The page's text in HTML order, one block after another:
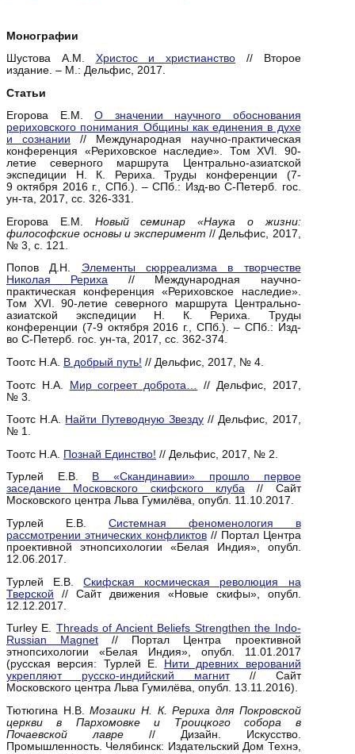
Монографии
Шустова А.М. Христос и христианство // Второе
издание. – М.: Дельфис, 2017.
Статьи
Егорова Е.М.О значении научного обоснования
рериховского понимания Общины как единения в духе
и сознании // Международная научно-практическая
конференция «Рериховское наследие». Том XVI. 90-
летие северного маршрута Центрально-азиатской
экспедиции Н. К. Рериха. Труды конференции (7-
9 октября 2016 г., СПб.). – СПб.: Изд-во С-Петерб. гос.
ун-та, 2017, сс. 326-331.
Егорова Е.М. Новый семинар «Наука о жизни:
философские основы и эксперимент // Дельфис, 2017,
№ 3, с. 121.
Попов Д.Н. Элементы сюрреализма в творчестве
Николая Рериха // Международная научно-
практическая конференция «Рериховское наследие».
Том XVI. 90-летие северного маршрута Центрально-
азиатской экспедиции Н. К. Рериха. Труды
конференции (7-9 октября 2016 г., СПб.). – СПб.: Изд-
во С-Петерб. гос. ун-та, 2017, сс. 362-374.
Тоотс Н.А. В добрый путь! // Дельфис, 2017, № 4.
Тоотс Н.А. Мир согреет доброта…
// Дельфис, 2017,
№ 3.
Тоотс Н.А. Найти Путеводную Звезду// Дельфис, 2017,
№ 1.
Тоотс Н.А.
Познай Единство! // Дельфис, 2017, № 2.
Турлей Е.В.
В «Скандинавии» прошло первое
заседание Московского скифского клуба// Сайт
Московского центра Льва Гумилёва, опубл. 11.10.2017.
Турлей Е.В. Системная феноменология в
рассмотрении этнических конфликтов// Портал Центра
проективной этнопсихологии «Белая Индия», опубл.
12.06.2017.
Турлей Е.В.Скифская космическая революция на
Тверской // Сайт движения «Новые скифы», опубл.
12.12.2017.
Turley E. Threads of Ancient Beliefs Strengthen the Indo-
Russian Magnet // Портал Центра проективной
этнопсихологии «Белая Индия», опубл. 11.01.2017
(русская версия: Турлей Е.
Нити древних верований
укрепляют русско-индийский магнит// Сайт
Московского центра Льва Гумилёва, опубл. 13.11.2016).
Тютюгина Н.В.Мозаики Н. К. Рериха для Покровской
церкви в Пархомовке и Троицкого собора в
Почаевской лавре// Дизайн. Искусство.
Промышленность. Челябинск: Издательский Дом Технэ,